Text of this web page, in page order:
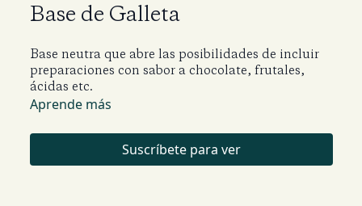
Base de Galleta
Base neutra que abre las posibilidades de incluir
preparaciones con sabor a chocolate, frutales,
ácidas etc.
Aprende más
Suscríbete para ver